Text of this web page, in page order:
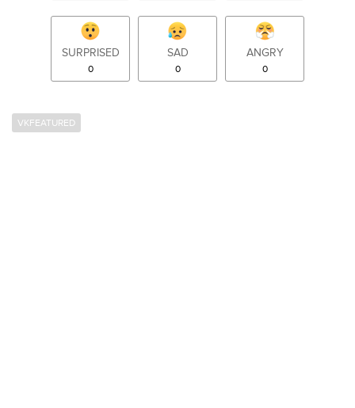
SURPRISED
0
SAD
0
ANGRY
0
VKFEATURED